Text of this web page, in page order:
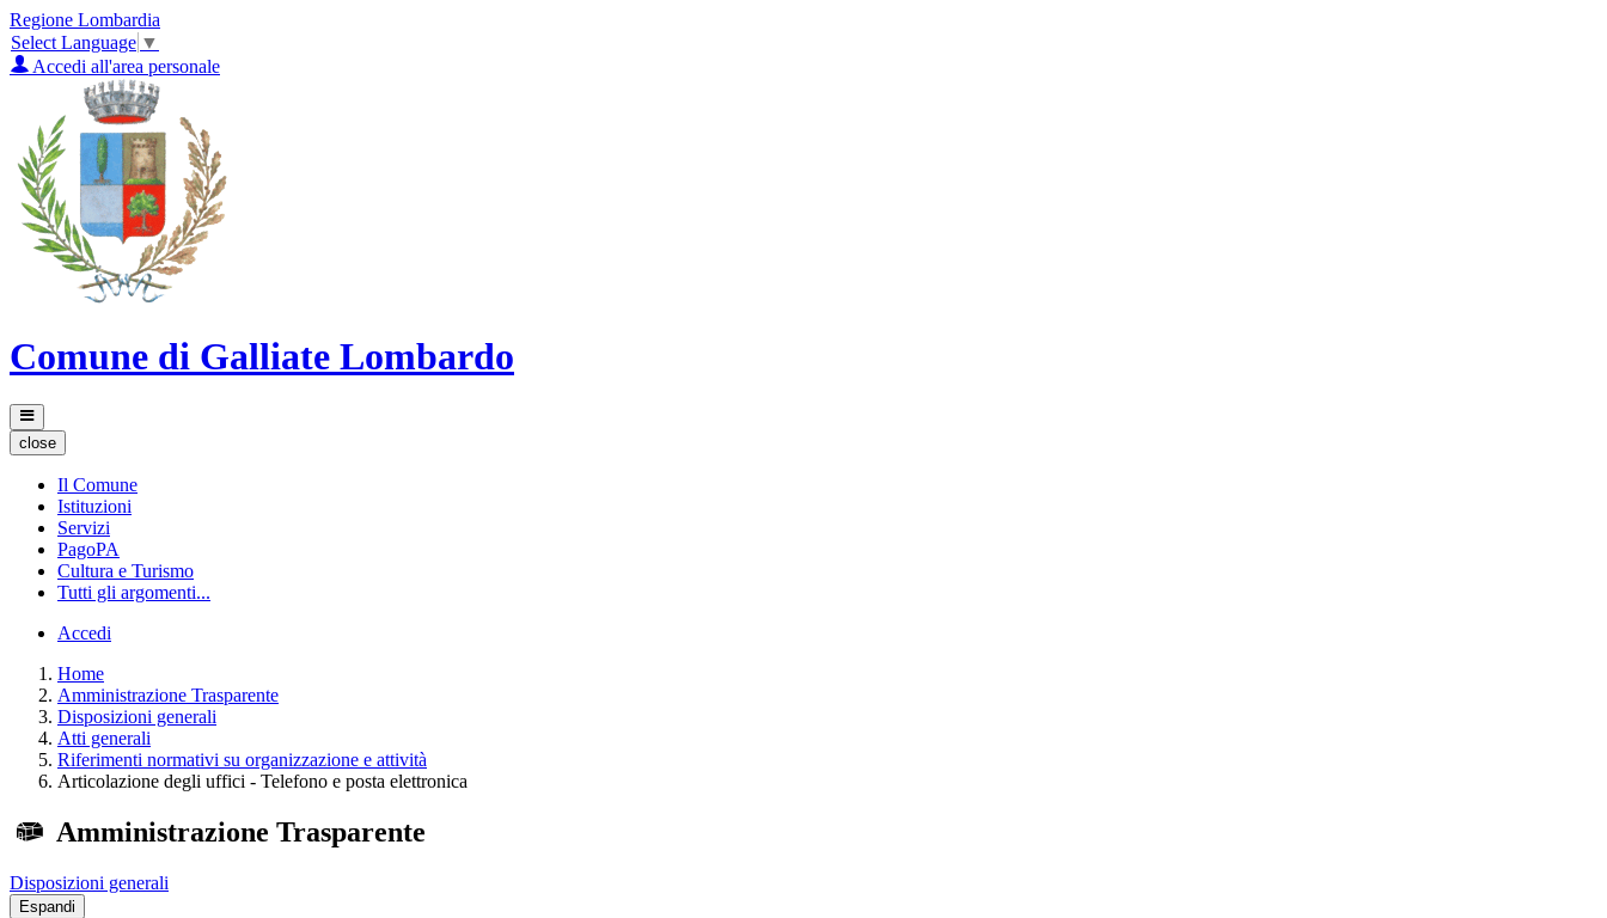
Regione Lombardia
Select Language ▼
Accedi all'area personale
Comune di Galliate Lombardo
close
Il Comune
Istituzioni
Servizi
PagoPA
Cultura e Turismo
Tutti gli argomenti...
Accedi
Home
Amministrazione Trasparente
Disposizioni generali
Atti generali
Riferimenti normativi su organizzazione e attività
Articolazione degli uffici - Telefono e posta elettronica
Amministrazione Trasparente
Disposizioni generali
Espandi